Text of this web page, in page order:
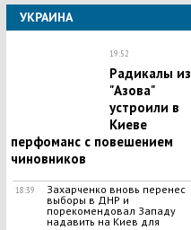
УКРАИНА
19:52
Радикалы из
"Азова"
устроили в
Киеве
перфоманс с повешением
чиновников
18:39
Захарченко вновь перенес
выборы в ДНР и
порекомендовал Западу
надавить на Киев для